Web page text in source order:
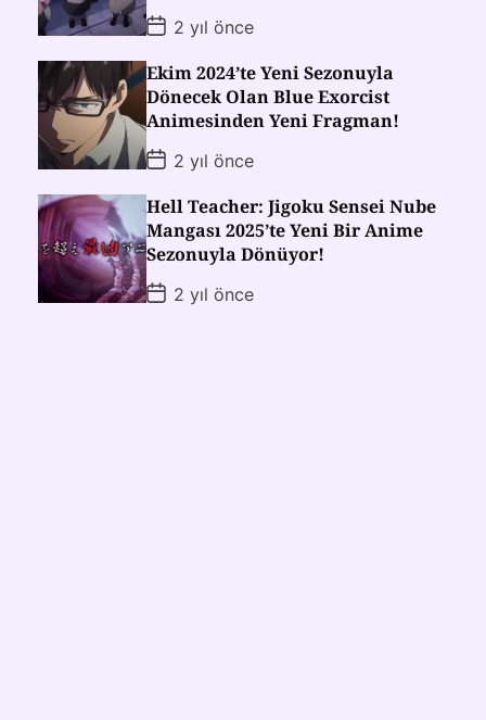
2 yıl önce
Ekim 2024’te Yeni Sezonuyla
Dönecek Olan Blue Exorcist
Animesinden Yeni Fragman!
2 yıl önce
Hell Teacher: Jigoku Sensei Nube
Mangası 2025’te Yeni Bir Anime
Sezonuyla Dönüyor!
2 yıl önce